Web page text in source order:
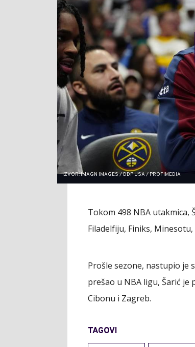
IZVOR: IMAGN IMAGES / DDP USA / PROFIMEDIA
Tokom 498 NBA utakmica,
Filadelfiju, Finiks,
Prošle sezone, nastupio je
prešao u NBA ligu, Šarić je
Cibonu i Zagreb.
TAGOVI